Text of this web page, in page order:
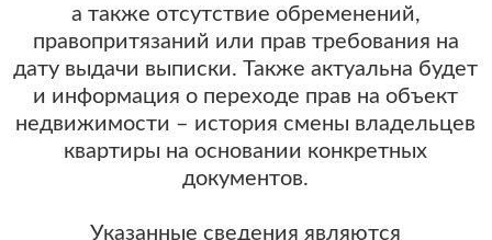
а также отсутствие обременений,
правопритязаний или прав требования на
дату выдачи выписки. Также актуальна будет
и информация о переходе прав на объект
недвижимости – история смены владельцев
квартиры на основании конкретных
документов.
Указанные сведения являются